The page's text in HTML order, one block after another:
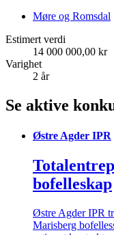
Møre og Romsdal
Estimert verdi
14 000 000,00 kr
Varighet
2 år
Se aktive
Østre Agder IPR
bofelleskap
Østre Agder IPR
Marisberg